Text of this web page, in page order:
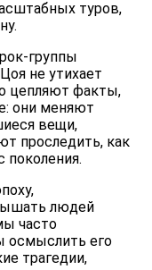
туров,
группы
не утихает
цепляют факты,
они меняют
вещи,
проследить, как
поколения.
людей
часто
осмыслить его
трагедии,